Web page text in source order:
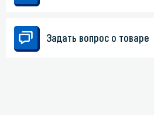
Задать вопрос о товаре